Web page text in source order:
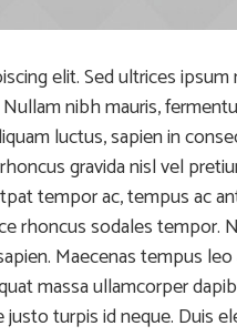
elit. Sed ultrices
nibh mauris,
luctus, sapien in
gravida nisl vel
tempor ac, tempus ac
rhoncus sodales tempor.
Maecenas tempus
massa ullamcorper
turpis id neque. Duis